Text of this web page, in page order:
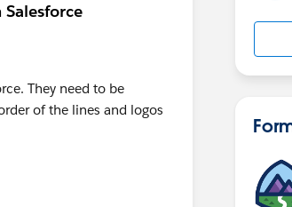
They need to be
of the lines and logos